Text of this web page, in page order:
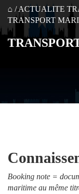
⌂ /ACTUALITE
TRANSPORT
Booking note =
maritime au même